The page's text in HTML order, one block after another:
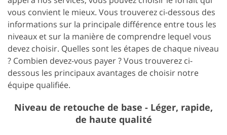
vous convient le mieux. Vous trouverez ci-dessous des
informations sur la principale différence entre tous les
niveaux et sur la manière de comprendre lequel vous
devez choisir. Quelles sont les étapes de chaque niveau
? Combien devez-vous payer ? Vous trouverez ci-
dessous les principaux avantages de choisir notre
équipe qualifiée.
Niveau de retouche de base - Léger, rapide,
de haute qualité